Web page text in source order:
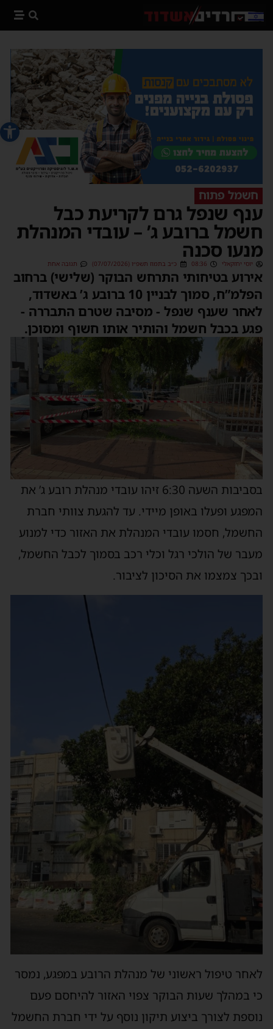
פתח
חשמל פתוח
ענף שנפל גרם לקריעת כבל
חשמל ברובע ג’ – עובדי המנהלת
מנעו סכנה
יוסי יחזקאלי 08:36 כ״ב בתמוז תשפ״ו (07/07/2026) תגובה אחת
אירוע בטיחותי התרחש הבוקר (שלישי) ברחוב
הפלמ”ח, סמוך לבניין 10 ברובע ג’ באשדוד,
לאחר שענף שנפל - מסיבה שטרם התבררה -
פגע בכבל חשמל והותיר אותו חשוף ומסוכן.
בסביבות השעה 6:30 זיהו עובדי מנהלת רובע ג’ את
המפגע ופעלו באופן מיידי. עד להגעת צוותי חברת
החשמל, חסמו עובדי המנהלת את האזור כדי למנוע
מעבר של הולכי רגל וכלי רכב בסמוך לכבל החשמל,
ובכך צמצמו את הסיכון לציבור.
לאחר טיפול ראשוני של מנהלת הרובע במפגע, נמסר
כי במהלך שעות הבוקר צפוי האזור להיחסם פעם
נוספת לצורך ביצוע תיקון נוסף על ידי חברת החשמל